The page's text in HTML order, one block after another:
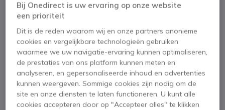
Belangrijkste kenmerken
Draadloze DECT/Bluetooth-verbinding
Twee microfoons met ruisonderdrukking
Gecertificeerd voor Zoom, Google Meet, Microsoft Teams
Compatibel met Chromebook
13 uur batterijduur
Lichtgewicht on-ear ontwerp (90g)
LED-indicatoren voor gesprekken en mute
150 m bereik
Toon meer
Meegeleverd in de doos
Bij Onedirect is uw ervaring op onze website
een prioriteit
Dit is de reden waarom wij en onze partners anonieme
cookies en vergelijkbare technologieën gebruiken
waarmee we uw navigatie-ervaring kunnen optimaliseren,
de prestaties van ons platform kunnen meten en
analyseren, en gepersonaliseerde inhoud en advertenties
kunnen weergeven. Sommige cookies zijn nodig om de
site en onze diensten te laten functioneren. U kunt alle
cookies accepteren door op "Accepteer alles" te klikken